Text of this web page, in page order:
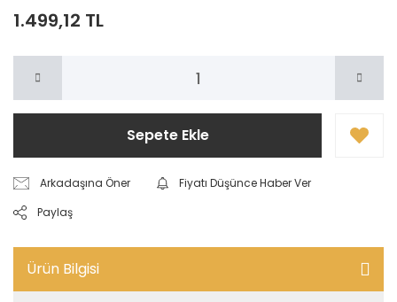
1.499,12 TL
Sepete Ekle
Arkadaşına Öner
Fiyatı Düşünce Haber Ver
Paylaş
Ürün Bilgisi